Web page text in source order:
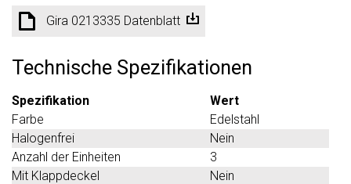
Gira 0213335 Datenblatt
Technische Spezifikationen
Spezifikation
Wert
Farbe
Edelstahl
Halogenfrei
Nein
Anzahl der Einheiten
3
Mit Klappdeckel
Nein